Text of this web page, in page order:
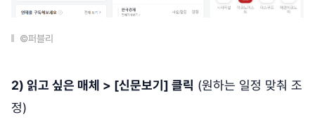
©퍼블리
2) 읽고 싶은 매체 > [신문보기] 클릭 (원하는 일정 맞춰 조
정)